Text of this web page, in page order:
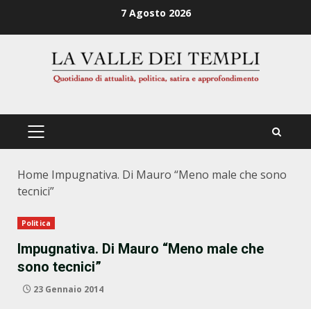
7 Agosto 2026
PRIMÄRES
Home Impugnativa. Di Mauro “Meno male che sono
tecnici”
Politica
Impugnativa. Di Mauro “Meno male che
sono tecnici”
23 Gennaio 2014